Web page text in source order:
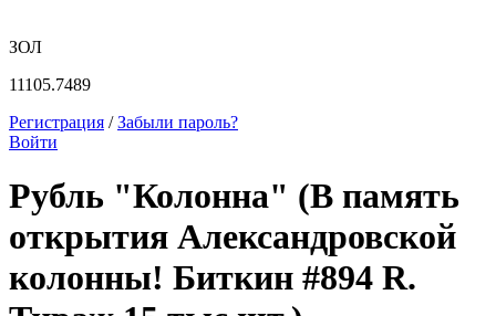
ЗОЛ
11105.7489
Регистрация / Забыли пароль?
Войти
Рубль "Колонна" (В память
открытия Александровской
колонны! Биткин #894 R.